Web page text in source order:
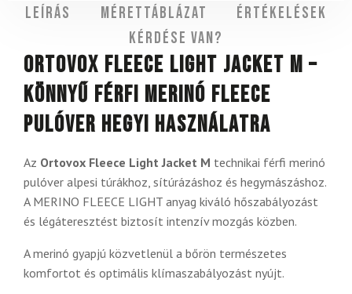
Leírás Mérettáblázat
Értékelések
Kérdése van?
Ortovox Fleece Light Jacket M –
könnyű férfi merinó fleece
pulóver hegyi használatra
Az Ortovox Fleece Light Jacket M technikai férfi merinó
pulóver alpesi túrákhoz, sítúrázáshoz és hegymászáshoz.
A MERINO FLEECE LIGHT anyag kiváló hőszabályozást
és légáteresztést biztosít intenzív mozgás közben.
A merinó gyapjú közvetlenül a bőrön természetes
komfortot és optimális klímaszabályozást nyújt.